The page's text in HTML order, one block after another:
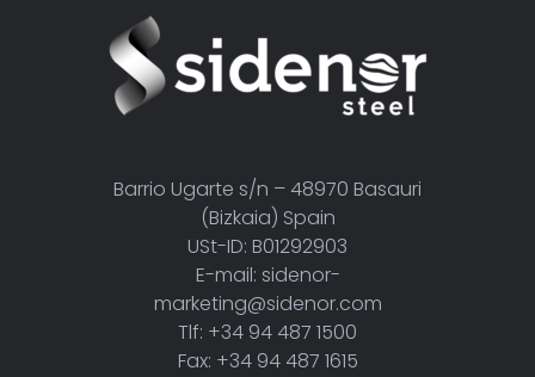
Barrio Ugarte s/n – 48970 Basauri
(Bizkaia) Spain
USt-ID: B01292903
E-mail: sidenor-
marketing@sidenor.com
Tlf: +34 94 487 1500
Fax: +34 94 487 1615